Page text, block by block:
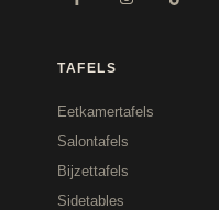
TAFELS
Eetkamertafels
Salontafels
Bijzettafels
Sidetables